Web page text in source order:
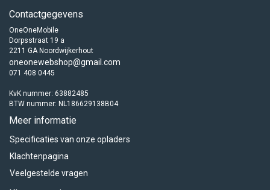
Contactgegevens
OneOneMobile
Dorpsstraat 19 a
2211 GA Noordwijkerhout
oneonewebshop@gmail.com
071 408 0445
KvK nummer: 63882485
BTW nummer: NL186629138B04
Meer informatie
Specificaties van onze opladers
Klachtenpagina
Veelgestelde vragen